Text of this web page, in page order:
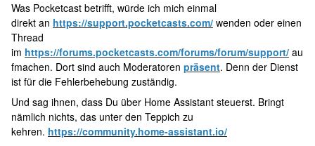
Was Pocketcast betrifft, würde ich mich einmal
direkt an https://support.pocketcasts.com/ wenden oder einen
Thread
im https://forums.pocketcasts.com/forums/forum/support/ au
fmachen. Dort sind auch Moderatoren präsent. Denn der Dienst
ist für die Fehlerbehebung zuständig.
Und sag ihnen, dass Du über Home Assistant steuerst. Bringt
nämlich nichts, das unter den Teppich zu
kehren. https://community.home-assistant.io/